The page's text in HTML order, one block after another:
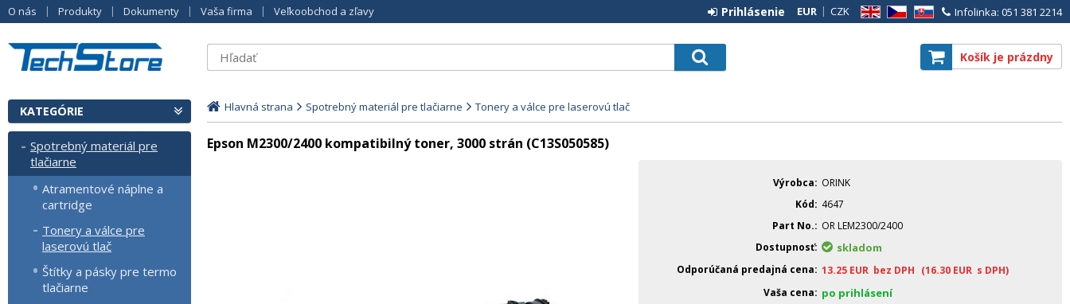
O nás Produkty Dokumenty Vaša firma Veľkoobchod a zľavy Infolinka: 051 381 2214
EN CZ SK
EUR CZK
Prihlásenie
Košík je prázdny
KATEGÓRIE
Spotrebný materiál pre
tlačiarne
Atramentové náplne a
cartridge
Tonery a válce pre
laserovú tlač
Štítky a pásky pre termo
tlačiarne
Hlavná strana Spotrebný materiál pre tlačiarne Tonery a válce pre laserovú tlač
Epson M2300/2400 kompatibilný toner, 3000 strán (C13S050585)
Výrobca
ORINK
Kód
4647
Part No.
OR LEM2300/2400
Dostupnosť
skladom
Odporúčaná predajná cena 13.25 EUR bez DPH (16.30 EUR s DPH)
Vaša cena
po prihlásení